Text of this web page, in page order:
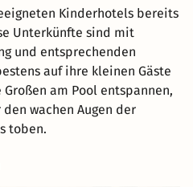
Kinderhotels bereits
Unterkünfte sind mit
und entsprechenden
auf ihre kleinen Gäste
am Pool entspannen,
wachen Augen der
toben.